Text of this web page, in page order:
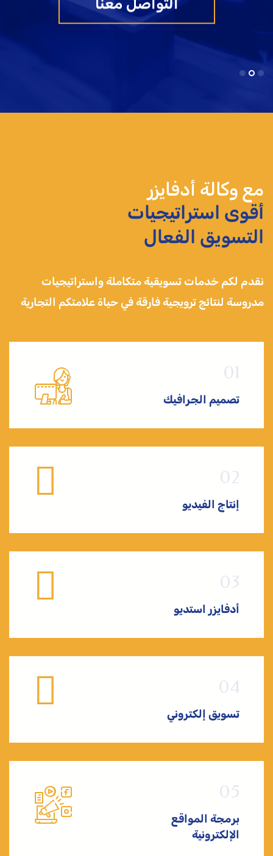
التواصل معنا
مع وكالة أدفايزر
أقوى استراتيجيات
التسويق الفعال
نقدم لكم خدمات تسويقية متكاملة واستراتيجيات
مدروسة لنتائج ترويجية فارقة في حياة علامتكم التجارية
تصميم الجرافيك
إنتاج الفيديو
أدفايزر استديو
تسويق إلكتروني
برمجة المواقع
الإلكترونية